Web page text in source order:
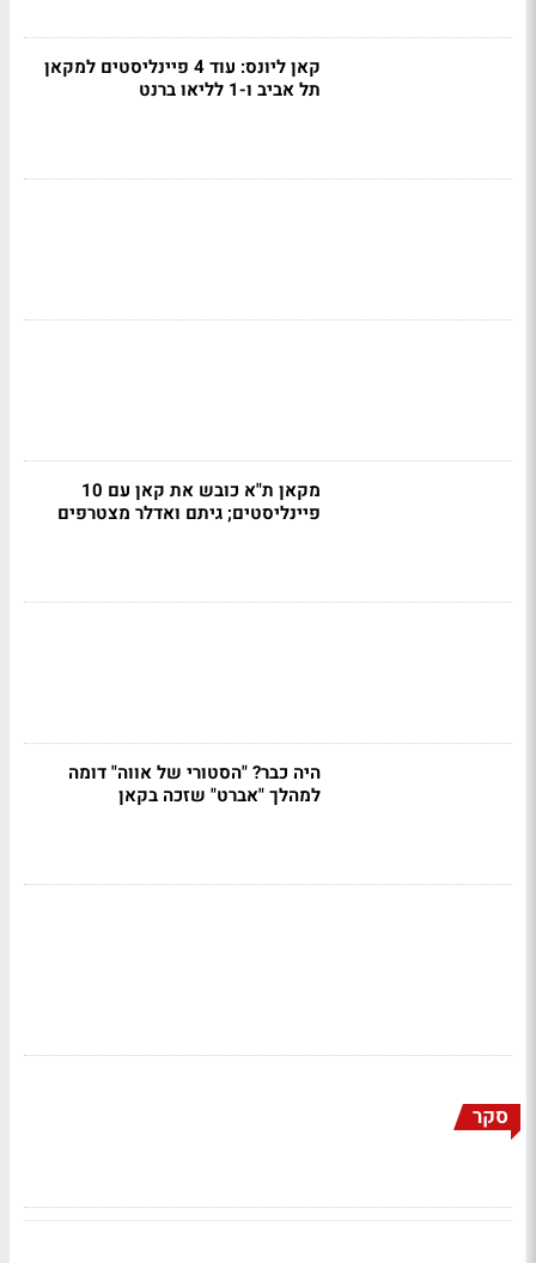
קאן ליונס: עוד 4 פיינליסטים למקאן
תל אביב ו-1 לליאו ברנט
מקאן ת"א כובש את קאן עם 10
פיינליסטים; גיתם ואדלר מצטרפים
היה כבר? "הסטורי של אווה" דומה
למהלך "אברט" שזכה בקאן
סקר